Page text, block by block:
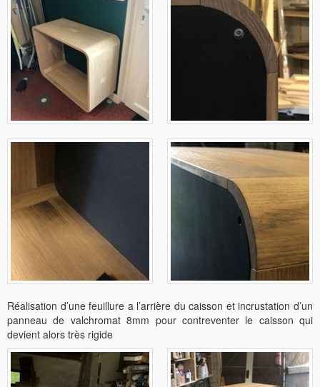
Réalisation d’une feuillure a l’arrière du caisson et incrustation d’un
panneau de valchromat 8mm pour contreventer le caisson qui
devient alors très rigide